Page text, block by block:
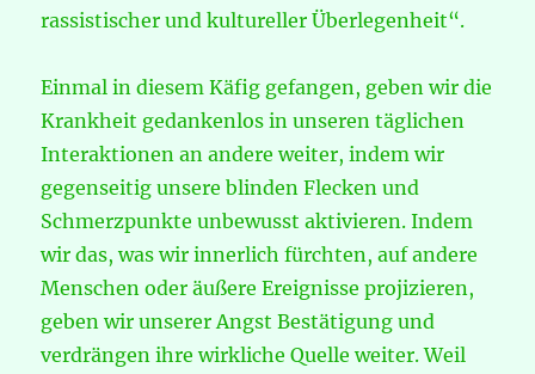
rassistischer und kultureller Überlegenheit“.
Einmal in diesem Käfig gefangen, geben wir die
Krankheit gedankenlos in unseren täglichen
Interaktionen an andere weiter, indem wir
gegenseitig unsere blinden Flecken und
Schmerzpunkte unbewusst aktivieren. Indem
wir das, was wir innerlich fürchten, auf andere
Menschen oder äußere Ereignisse projizieren,
geben wir unserer Angst Bestätigung und
verdrängen ihre wirkliche Quelle weiter. Weil